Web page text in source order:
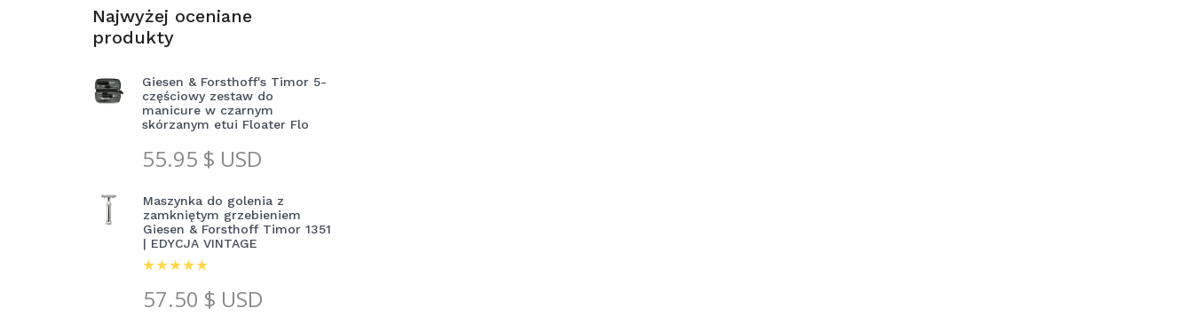
Najwyżej oceniane
produkty
Giesen & Forsthoff's Timor 5-
częściowy zestaw do
manicure w czarnym
skórzanym etui Floater Flo
55.95 $ USD
Maszynka do golenia z
zamkniętym grzebieniem
Giesen & Forsthoff Timor 1351
| EDYCJA VINTAGE
57.50 $ USD